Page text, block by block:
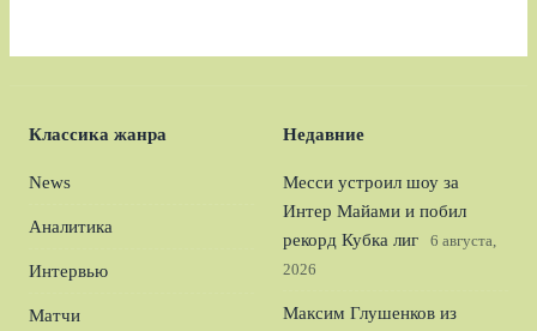
Классика жанра
News
Аналитика
Интервью
Матчи
Недавние
Месси устроил шоу за
Интер Майами и побил
рекорд Кубка лиг
6 августа,
2026
Максим Глушенков из